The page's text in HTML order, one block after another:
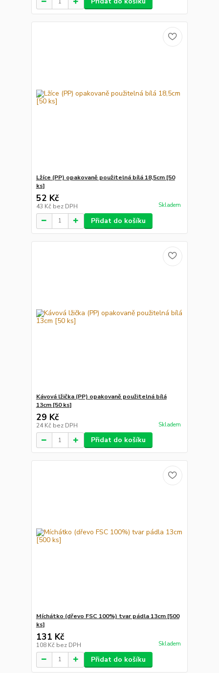
Lžíce (PP) opakovaně použitelná bílá 18,5cm [50
ks]
52 Kč
43 Kč bez DPH Skladem
Přidat do košíku
Kávová lžička (PP) opakovaně použitelná bílá
13cm [50 ks]
29 Kč
24 Kč bez DPH Skladem
Přidat do košíku
Míchátko (dřevo FSC 100%) tvar pádla 13cm [500
ks]
131 Kč
108 Kč bez DPH Skladem
Přidat do košíku